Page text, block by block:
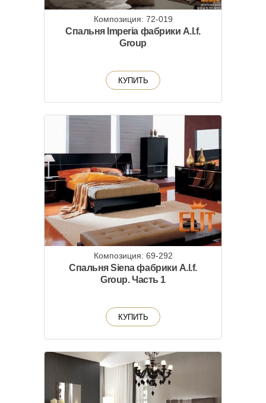
Композиция: 72-019
Спальня Imperia фабрики A.l.f.
Group
КУПИТЬ
Композиция: 69-292
Спальня Siena фабрики A.l.f.
Group. Часть 1
КУПИТЬ